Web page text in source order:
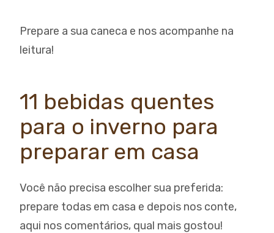
Prepare a sua caneca e nos acompanhe na
leitura!
11 bebidas quentes
para o inverno para
preparar em casa
Você não precisa escolher sua preferida:
prepare todas em casa e depois nos conte,
aqui nos comentários, qual mais gostou!